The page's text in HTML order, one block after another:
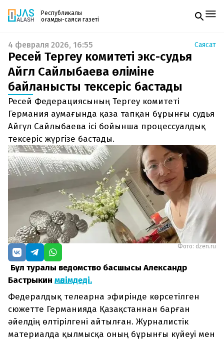
Республикалық
қоғамдық-саяси газеті
Жаңалықтар
Спорт
Live
Руханият
Аймақ
Архив
Заң және тәртіп
Редакциямен байланыс
+7 708 604 51 06
Жарнама бөлімі
+7 701 220 64 52
Пошта
zhasalash100@gmail.com
Газетке жазылу
PDF форматтағы газетті ай сайын электронды
поштаңызға алып отырыңыз. Жаңа нөмір
шыққан сәтте сізге бірден жіберіледі. Тек email
енгізіңіз, біз қалғанын өзіміз жібереміз.
4 февраля 2026, 16:55 Саясат
Ресей Тергеу комитеті экс-судья
Айгүл Сайлыбаева өліміне
байланысты тексеріс бастады
Ресей Федерациясының Тергеу комитеті
Германия аумағында қаза тапқан бұрынғы судья
Айгүл Сайлыбаева ісі бойынша процессуалдық
тексеріс жүргізе бастады.
Фото: dzen.ru
Бұл туралы ведомство басшысы Александр
Бастрыкин мәлімдеді.
Федералдық телеарна эфирінде көрсетілген
сюжетте Германияда Қазақстаннан барған
әйелдің өлтірілгені айтылған. Журналистік
материалда қылмысқа оның бұрынғы күйеуі мен